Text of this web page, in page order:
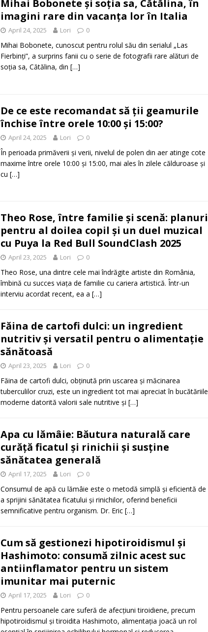
Mihai Bobonete și soția sa, Cătălina, în
imagini rare din vacanța lor în Italia​
April 24, 2025 Lori 0
Mihai Bobonete, cunoscut pentru rolul său din serialul „Las
Fierbinți”, a surprins fanii cu o serie de fotografii rare alături de
soția sa, Cătălina, din […]
​De ce este recomandat să ții geamurile
închise între orele 10:00 și 15:00?​
April 24, 2025 Lori 0
În perioada primăverii și verii, nivelul de polen din aer atinge cote
maxime între orele 10:00 și 15:00, mai ales în zilele călduroase și
cu […]
Theo Rose, între familie și scenă: planuri
pentru al doilea copil și un duel muzical
cu Puya la Red Bull SoundClash 2025
April 23, 2025 Lori 0
Theo Rose, una dintre cele mai îndrăgite artiste din România,
îmbină cu succes viața de familie cu cariera artistică. Într-un
interviu acordat recent, ea a […]
Făina de cartofi dulci: un ingredient
nutritiv și versatil pentru o alimentație
sănătoasă​
April 23, 2025 Lori 0
Făina de cartofi dulci, obținută prin uscarea și măcinarea
tuberculilor cruzi, este un ingredient tot mai apreciat în bucătăriile
moderne datorită valorii sale nutritive și […]
Apa cu lămâie: Băutura naturală care
curăță ficatul și rinichii și susține
sănătatea generală
April 17, 2025 Lori 0
Consumul de apă cu lămâie este o metodă simplă și eficientă de
a sprijini sănătatea ficatului și rinichilor, oferind beneficii
semnificative pentru organism. Dr. Eric […]
Cum să gestionezi hipotiroidismul și
Hashimoto: consumă zilnic acest suc
antiinflamator pentru un sistem
imunitar mai puternic
April 17, 2025 Lori 0
Pentru persoanele care suferă de afecțiuni tiroidiene, precum
hipotiroidismul și tiroidita Hashimoto, alimentația joacă un rol